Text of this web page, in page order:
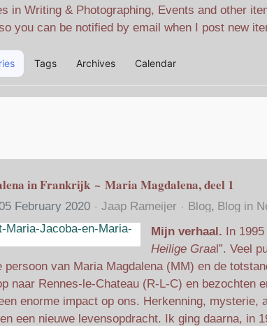
in Writing & Photographing, Events and other
you can be notified by email when I post new
Tags Archives Calendar
in Frankrijk ~ Maria Magdalena, deel 1
February 2020 Jaap Rameijer Blog Blog in
Mijn verhaal. In
Heilige Graal”. Veel
persoon van Maria Magdalena (MM) en de
naar Rennes-le-Chateau (R-L-C) en bezochten
enorme impact op ons. Herkenning, mysterie,
een nieuwe levensopdracht. Ik ging daarna, in